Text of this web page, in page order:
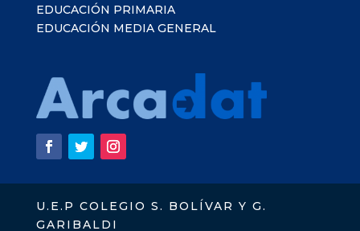
EDUCACIÓN PRIMARIA
EDUCACIÓN MEDIA GENERAL
U.E.P COLEGIO S. BOLÍVAR Y G.
GARIBALDI